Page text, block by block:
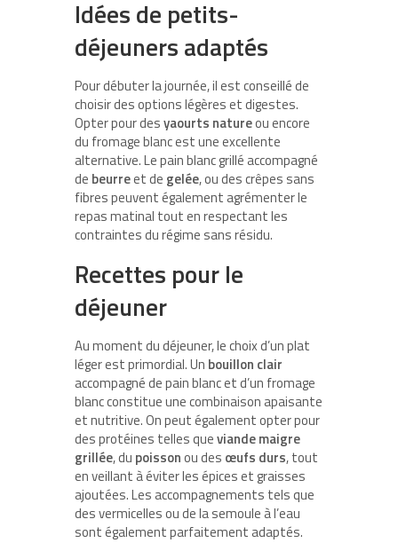
Idées de petits-
déjeuners adaptés
Pour débuter la journée, il est conseillé de
choisir des options légères et digestes.
Opter pour desyaourts natureou encore
du fromage blanc est une excellente
alternative. Le pain blanc grillé accompagné
de beurreet de gelée, ou des crêpes sans
fibres peuvent également agrémenter le
repas matinal tout en respectant les
contraintes du régime sans résidu.
Recettes pour le
déjeuner
Au moment du déjeuner, le choix d’un plat
léger est primordial. Un bouillon clair
accompagné de pain blanc et d’un fromage
blanc constitue une combinaison apaisante
et nutritive. On peut également opter pour
des protéines telles queviande maigre
grillée, du poissonou des œufs durs, tout
en veillant à éviter les épices et graisses
ajoutées. Les accompagnements tels que
des vermicelles ou de la semoule à l’eau
sont également parfaitement adaptés.